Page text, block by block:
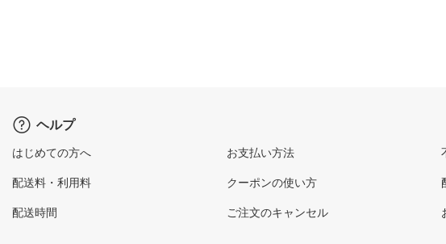
ヘルプ
はじめての方へ
配送料・利用料
配送時間
お支払い方法
クーポンの使い方
ご注文のキャンセル